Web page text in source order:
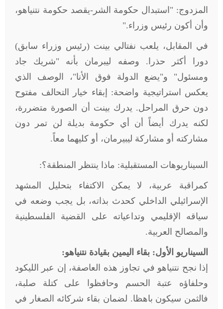
المزدوج: "استبدال حكومة الشر-يقصد حكومة نتنياهو،
وأن أكون رئيس وزراء".
في المقابل، يلعب نفتالي بينت (رئيس وزراء سابق)
دورا أكثر حذرا. وصفه ليبرمان بأنه "شريك جاد
ومسئول" و"يضع الدولة فوق الأنا"، الوصف الذي
يعكس استراتيجية واضحة: إبقاء خيار التحالف مفتوح
دون حرق المراحل. يدرك بينت أن الصورة متضررة،
لكنه يدرك أيضاً أن أي حكومة بديلة لن تمر دون
مشاركته أو مشاركة ليبيرمان، أو كليهما معاً.
السيناريوهات المستقبلية: ماذا ينتظر المنطقة؟:
كمراقبة عربية، لا يمكن الاكتفاء بتحليل المشهد
الإسرائيلي الداخلي كحدث بذاته، بل يجب وضعه في
سياقه الإقليمي وتداعياته على القضية الفلسطينية
والمصالح العربية.
السيناريو الأول: بقاء اليمين بقيادة نتنياهو:
إذا نجح نتنياهو في تجاوز هذه العاصفة، إن عبر الليكود
وحلفاؤه عتبة الحسم وحافظوا على كتلة صلبة،
فالثمن سيكون باهظا. لضمان بقاء شركائه الصغار في